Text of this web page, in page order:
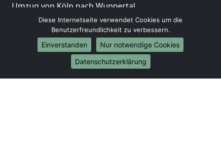
Umzug von Köln nach Wuppertal
Umzug von Köln nach Bielefeld
Umzug von Köln nach Bonn
Umzug von Köln nach Münster
Internationale-Umzüge
Umzug von Köln nach Brasilien
Diese Internetseite verwendet Cookies um die
Benutzerfreundlichkeit zu verbessern.
Einverstanden
Nur notwendige Cookies
Datenschutzerklärung